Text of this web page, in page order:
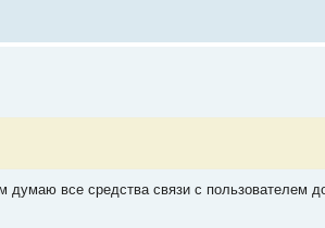
все средства связи с пользователем